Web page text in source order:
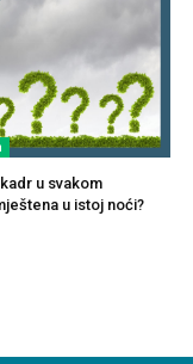
u svakom
u istoj noći?